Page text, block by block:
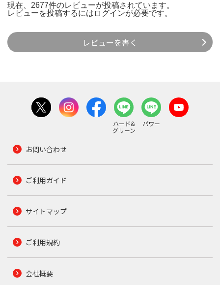
現在、2677件のレビューが投稿されています。
レビューを投稿するには ログインが必要です。
レビューを書く
ハード&
グリーン
パワー
お問い合わせ
ご利用ガイド
サイトマップ
ご利用規約
会社概要